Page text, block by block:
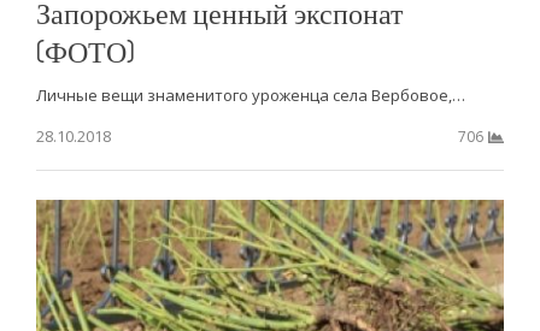
Запорожьем ценный экспонат
(ФОТО)
Личные вещи знаменитого уроженца села Вербовое,…
28.10.2018
706